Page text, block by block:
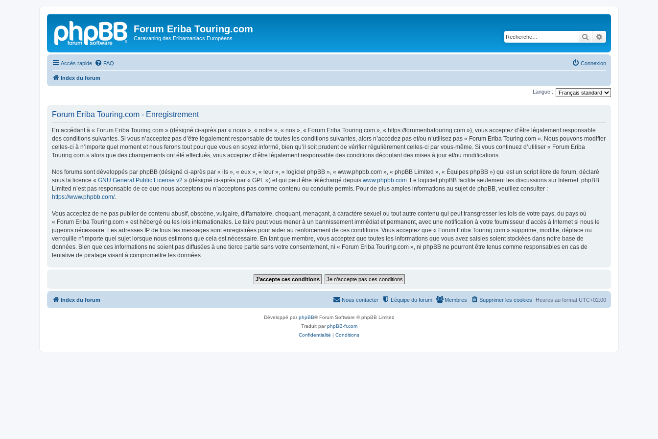
Forum Eriba Touring.com
Caravaning des Eribamaniacs Européens Rechercher
Accès rapide FAQ Connexion
Index du forum
Langue :
Forum Eriba Touring.com - Enregistrement
En accédant à « Forum Eriba Touring.com » (désigné ci-après par « nous », « notre », « nos », « Forum Eriba Touring.com », « https://forumeribatouring.com »), vous acceptez d’être légalement responsable
des conditions suivantes. Si vous n’acceptez pas d’être légalement responsable de toutes les conditions suivantes, alors n’accédez pas et/ou n’utilisez pas « Forum Eriba Touring.com ». Nous pouvons modifier
celles-ci à n’importe quel moment et nous ferons tout pour que vous en soyez informé, bien qu’il soit prudent de vérifier régulièrement celles-ci par vous-même. Si vous continuez d’utiliser « Forum Eriba
Touring.com » alors que des changements ont été effectués, vous acceptez d’être légalement responsable des conditions découlant des mises à jour et/ou modifications.
Nos forums sont développés par phpBB (désigné ci-après par « ils », « eux », « leur », « logiciel phpBB », « www.phpbb.com », « phpBB Limited », « Équipes phpBB ») qui est un script libre de forum, déclaré
sous la licence « GNU General Public License v2 » (désigné ci-après par « GPL ») et qui peut être téléchargé depuis www.phpbb.com. Le logiciel phpBB facilite seulement les discussions sur Internet. phpBB
Limited n’est pas responsable de ce que nous acceptons ou n’acceptons pas comme contenu ou conduite permis. Pour de plus amples informations au sujet de phpBB, veuillez consulter :
https://www.phpbb.com/.
Vous acceptez de ne pas publier de contenu abusif, obscène, vulgaire, diffamatoire, choquant, menaçant, à caractère sexuel ou tout autre contenu qui peut transgresser les lois de votre pays, du pays où
« Forum Eriba Touring.com » est hébergé ou les lois internationales. Le faire peut vous mener à un bannissement immédiat et permanent, avec une notification à votre fournisseur d’accès à Internet si nous le
jugeons nécessaire. Les adresses IP de tous les messages sont enregistrées pour aider au renforcement de ces conditions. Vous acceptez que « Forum Eriba Touring.com » supprime, modifie, déplace ou
verrouille n’importe quel sujet lorsque nous estimons que cela est nécessaire. En tant que membre, vous acceptez que toutes les informations que vous avez saisies soient stockées dans notre base de
données. Bien que ces informations ne soient pas diffusées à une tierce partie sans votre consentement, ni « Forum Eriba Touring.com », ni phpBB ne pourront être tenus comme responsables en cas de
tentative de piratage visant à compromettre les données.
Index du forum Heures au format UTC+02:00
Supprimer les cookies
Membres
L’équipe du forum
Nous contacter
Développé parphpBB® Forum Software © phpBB Limited
Traduit parphpBB-fr.com
Confidentialité | Conditions